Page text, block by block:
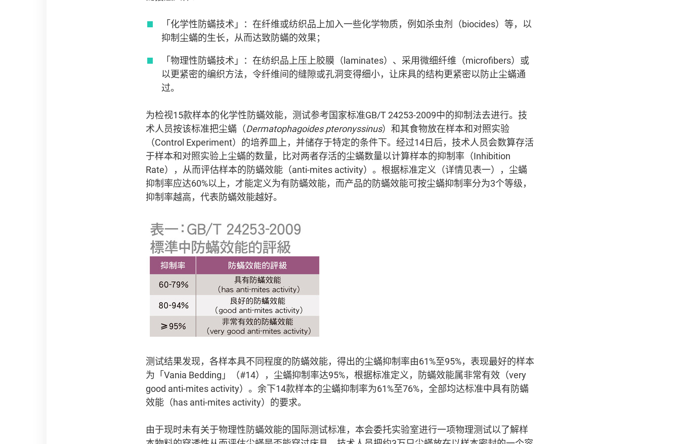
「化学性防蟎技术」：在纤维或纺织品上加入一些化学物质，例如杀虫剂（biocides）等，以
抑制尘蟎的生长，从而达致防蟎的效果；
「物理性防蟎技术」：在纺织品上压上胶膜（laminates）、采用微细纤维（microfibers）或
以更紧密的编织方法，令纤维间的缝隙或孔洞变得细小，让床具的结构更紧密以防止尘蟎通
过。
为检视15款样本的化学性防蟎效能，测试参考国家标准GB/T 24253-2009中的抑制法去进行。技
术人员按该标准把尘蟎（Dermatophagoides pteronyssinus）和其食物放在样本和对照实验
（Control Experiment）的培养皿上，并储存于特定的条件下。经过14日后，技术人员会数算存活
于样本和对照实验上尘蟎的数量，比对两者存活的尘蟎数量以计算样本的抑制率（Inhibition
Rate），从而评估样本的防蟎效能（anti-mites activity）。根据标准定义（详情见表一），尘蟎
抑制率应达60%以上，才能定义为有防蟎效能，而产品的防蟎效能可按尘蟎抑制率分为3个等级，
抑制率越高，代表防蟎效能越好。
测试结果发现，各样本具不同程度的防蟎效能，得出的尘蟎抑制率由61%至95%，表现最好的样本
为「Vania Bedding」（#14），尘蟎抑制率达95%，根据标准定义，防蟎效能属非常有效（very
good anti-mites activity）。余下14款样本的尘蟎抑制率为61%至76%，全部均达标准中具有防蟎
效能（has anti-mites activity）的要求。
由于现时未有关于物理性防蟎效能的国际测试标准，本会委托实验室进行一项物理测试以了解样